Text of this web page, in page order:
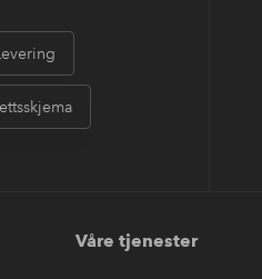
Våre tjenester